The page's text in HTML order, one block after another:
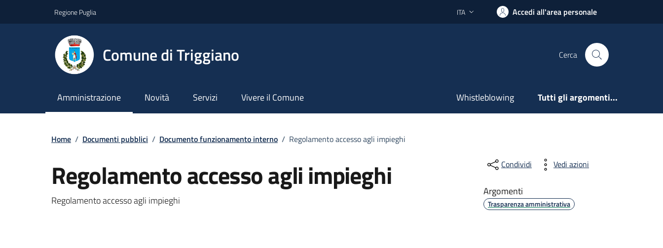
Regione Puglia Lingua attiva:
ITA Accedi all'area personale
Comune di Triggiano Cerca
Amministrazione Novità Servizi Vivere il Comune Whistleblowing Tutti gli argomenti...
Home / Documenti pubblici / Documento funzionamento interno / Regolamento accesso agli impieghi
Regolamento accesso agli impieghi
Dettagli del documento
Regolamento accesso agli impieghi
Condividi Vedi azioni
Argomenti
Trasparenza amministrativa